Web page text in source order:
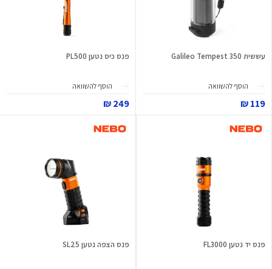
עששית Galileo Tempest 350
הוסף להשוואה
119 ₪
פנס כיס נטען PL500
הוסף להשוואה
249 ₪
פנס יד נטען FL3000 פנס הצפה נטען SL25